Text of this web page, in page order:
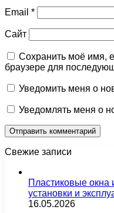
Email *
Сайт
Сохранить моё имя,
браузере для
Уведомить меня о
Уведомлять меня о
Свежие записи
Пластиковые окна
установки и
16.05.2026